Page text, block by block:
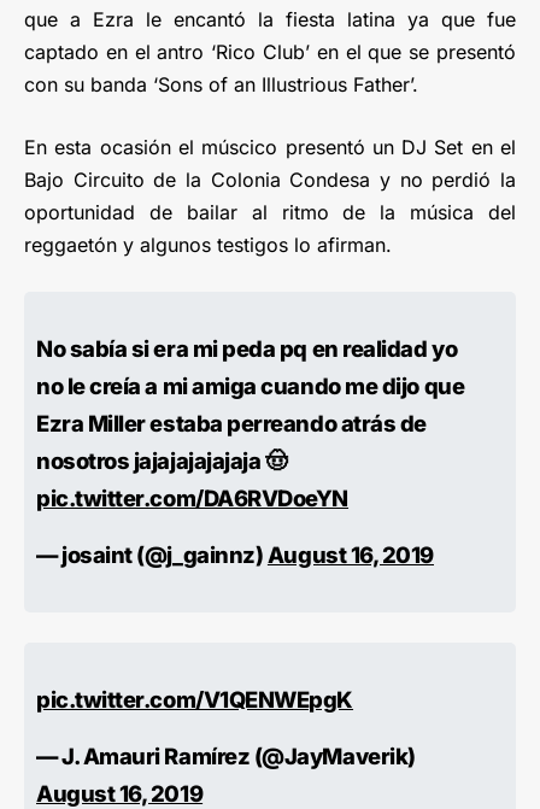
que a Ezra le encantó la fiesta latina ya que fue
captado en el antro ‘Rico Club’ en el que se presentó
con su banda ‘Sons of an Illustrious Father’.
En esta ocasión el múscico presentó un DJ Set en el
Bajo Circuito de la Colonia Condesa y no perdió la
oportunidad de bailar al ritmo de la música del
reggaetón y algunos testigos lo afirman.
No sabía si era mi peda pq en realidad yo
no le creía a mi amiga cuando me dijo que
Ezra Miller estaba perreando atrás de
nosotros jajajajajajaja 🤠
pic.twitter.com/DA6RVDoeYN
— josaint (@j_gainnz) August 16, 2019
pic.twitter.com/V1QENWEpgK
— J. Amauri Ramírez (@JayMaverik)
August 16, 2019